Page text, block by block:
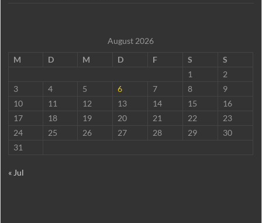
August 2026
M
D M D F S
S
1
2
3
4 5 6 7 8
9
10
11 12 13 14 15
16
17
18 19 20 21 22
23
24
25 26 27 28 29
30
31
« Jul